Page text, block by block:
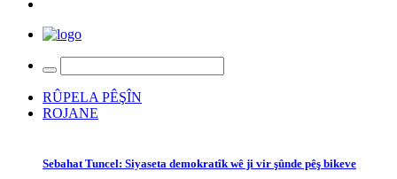
RÛPELA PÊŞÎN
ROJANE
Sebahat Tuncel: Siyaseta demokratîk wê ji vir şûnde pêş bikeve